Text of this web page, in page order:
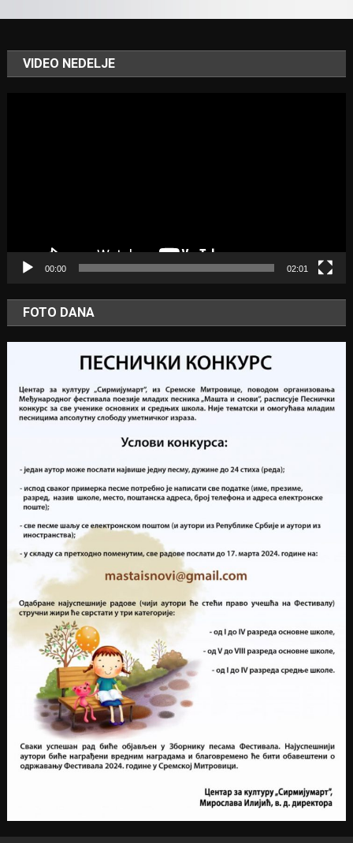
VIDEO NEDELJE
00:00 02:01
FOTO DANA